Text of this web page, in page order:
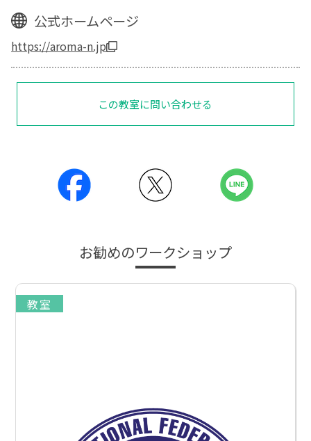
公式ホームページ
https://aroma-n.jp
この教室に問い合わせる
お勧めのワークショップ
教室